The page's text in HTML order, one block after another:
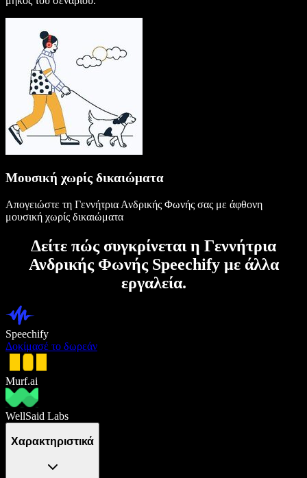
Μουσική χωρίς δικαιώματα
Απογειώστε τη Γεννήτρια Ανδρικής Φωνής σας με άφθονη
μουσική χωρίς δικαιώματα
Δείτε πώς συγκρίνεται η Γεννήτρια
Ανδρικής Φωνής Speechify με άλλα
εργαλεία.
Speechify
Δοκίμασέ το δωρεάν
Murf.ai
WellSaid Labs
Χαρακτηριστικά